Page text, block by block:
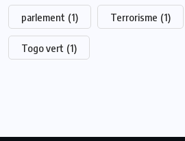
parlement (1) Terrorisme (1)
Togo vert (1)